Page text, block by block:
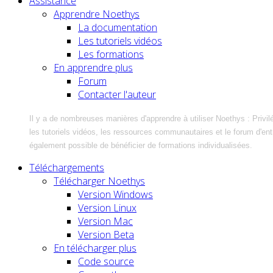
Apprendre Noethys
La documentation
Les tutoriels vidéos
Les formations
En apprendre plus
Forum
Contacter l'auteur
Il y a de nombreuses manières d'apprendre à utiliser Noethys :
les tutoriels vidéos, les ressources communautaires et le forum
également possible de bénéficier de formations individualisées.
Téléchargements
Télécharger Noethys
Version Windows
Version Linux
Version Mac
Version Beta
En télécharger plus
Code source